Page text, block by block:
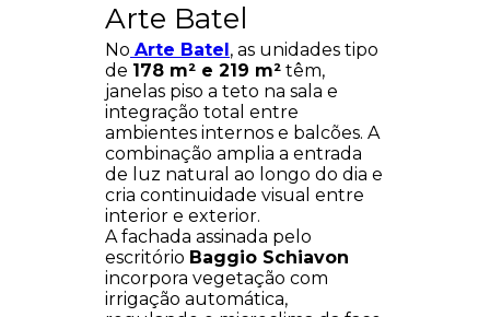
Arte Batel
No Arte Batel, as unidades tipo
de 178 m² e 219 m² têm,
janelas piso a teto na sala e
integração total entre
ambientes internos e balcões. A
combinação amplia a entrada
de luz natural ao longo do dia e
cria continuidade visual entre
interior e exterior.
A fachada assinada pelo
escritório Baggio Schiavon
incorpora vegetação com
irrigação automática,